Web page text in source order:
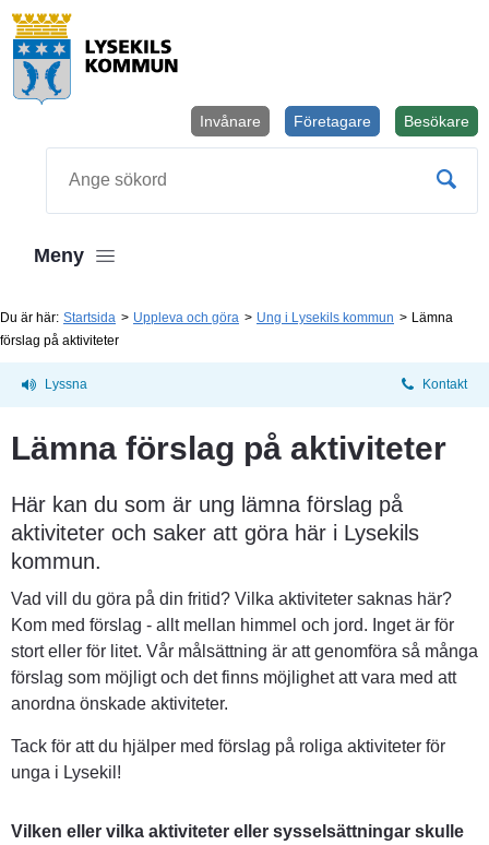
Besökare
Företagare
Invånare
Meny
Du är här: Startsida Uppleva och göra Ung i Lysekils kommun
Lämna
förslag på aktiviteter
Lyssna Kontakt
Lämna förslag på aktiviteter
Här kan du som är ung lämna förslag på
aktiviteter och saker att göra här i Lysekils
kommun.
Vad vill du göra på din fritid? Vilka aktiviteter saknas här?
Kom med förslag - allt mellan himmel och jord. Inget är för
stort eller för litet. Vår målsättning är att genomföra så många
förslag som möjligt och det finns möjlighet att vara med att
anordna önskade aktiviteter.
Tack för att du hjälper med förslag på roliga aktiviteter för
unga i Lysekil!
Vilken eller vilka aktiviteter eller sysselsättningar skulle